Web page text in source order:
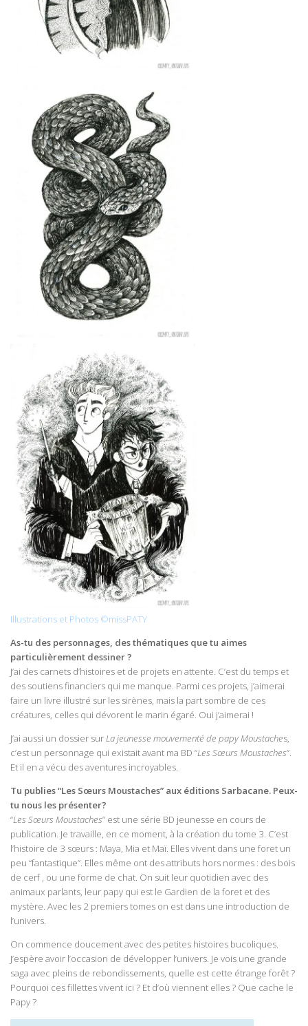
Illustrations et Photos ©missPATY
As-tu des personnages, des thématiques que tu aimes
particulièrement dessiner ?
J’ai des carnets d’histoires et de projets en attente. C’est du temps et
des soutiens financiers qui me manque. Parmi ces projets, j’aimerai
faire un livre illustré sur les sirènes, mais la part sombre de ces
créatures, celles qui dévorent le marin égaré. Oui j’aimerai !
J’ai aussi un dossier surLa jeunesse mouvementé de papy Moustaches,
c’est un personnage qui existait avant ma BD “Les Sœurs Moustaches”.
Et il en a vécu des aventures incroyables.
Tu publies “Les Sœurs Moustaches” aux éditions Sarbacane. Peux-
tu nous les présenter?
“Les Sœurs Moustaches” est une série BD jeunesse en cours de
publication. Je travaille, en ce moment, à la création du tome 3. C’est
l’histoire de 3 sœurs : Maya, Mia et Maï. Elles vivent dans une foret un
peu “fantastique”. Elles même ont des attributs hors normes : des bois
de cerf , ou une forme de chat. On suit leur quotidien avec des
animaux parlants, leur papy qui est le Gardien de la foret et des
mystère. Avec les 2 premiers tomes on est dans une introduction de
l’univers.
On commence doucement avec des petites histoires bucoliques.
J’espère avoir l’occasion de développer l’univers. Je vois une grande
saga avec pleins de rebondissements, quelle est cette étrange forêt ?
Pourquoi ces fillettes vivent ici ? Et d’où viennent elles ? Que cache le
Papy ?